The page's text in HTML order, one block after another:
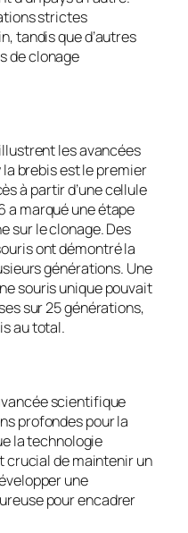
strictes
tandis que d’autres
de clonage
les avancées
brebis est le premier
à partir d’une cellule
a marqué une étape
sur le clonage. Des
ont démontré la
générations. Une
souris unique pouvait
sur 25 générations,
au total.
scientifique
profondes pour la
la technologie
crucial de maintenir un
une
pour encadrer